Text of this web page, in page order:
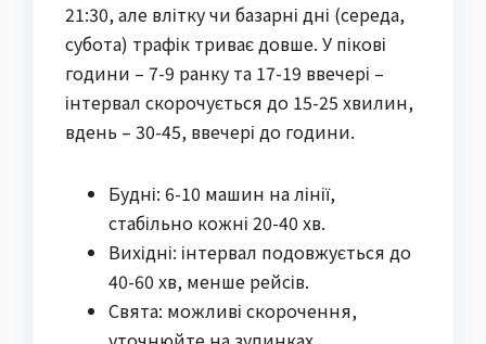
21:30, але влітку чи базарні дні (середа,
субота) трафік триває довше. У пікові
години – 7-9 ранку та 17-19 ввечері –
інтервал скорочується до 15-25 хвилин,
вдень – 30-45, ввечері до години.
Будні: 6-10 машин на лінії,
стабільно кожні 20-40 хв.
Вихідні: інтервал подовжується до
40-60 хв, менше рейсів.
Свята: можливі скорочення,